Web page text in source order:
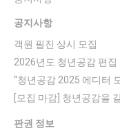
공지사항
객원 필진 상시 모집
2026년도 청년공감 편집
“청년공감 2025 에디터
[모집 마감] 청년공감을
판권 정보